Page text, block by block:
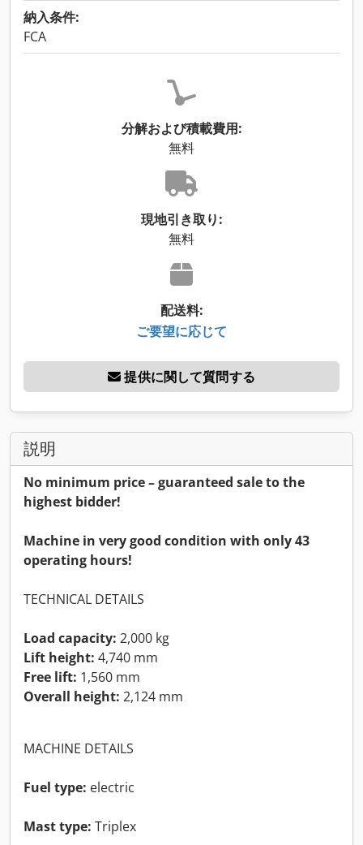
納入条件:
FCA
分解および積載費用:
無料
現地引き取り:
無料
配送料:
ご要望に応じて
提供に関して質問する
説明
No minimum price – guaranteed sale to the
highest bidder!
Machine in very good condition with only 43
operating hours!
TECHNICAL DETAILS
Load capacity: 2,000 kg
Lift height: 4,740 mm
Free lift: 1,560 mm
Overall height: 2,124 mm
MACHINE DETAILS
Fuel type: electric
Mast type: Triplex